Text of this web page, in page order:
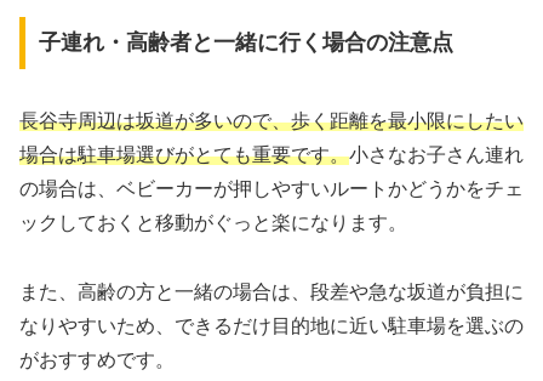
子連れ・高齢者と一緒に行く場合の注意点
長谷寺周辺は坂道が多いので、歩く距離を最小限にしたい
場合は駐車場選びがとても重要です。小さなお子さん連れ
の場合は、ベビーカーが押しやすいルートかどうかをチェ
ックしておくと移動がぐっと楽になります。
また、高齢の方と一緒の場合は、段差や急な坂道が負担に
なりやすいため、できるだけ目的地に近い駐車場を選ぶの
がおすすめです。